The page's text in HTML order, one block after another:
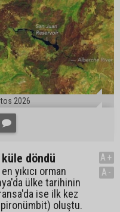
2026
döndü
yıkıcı orman
ülke tarihinin
ise ilk kez
oluştu.
A+
A-